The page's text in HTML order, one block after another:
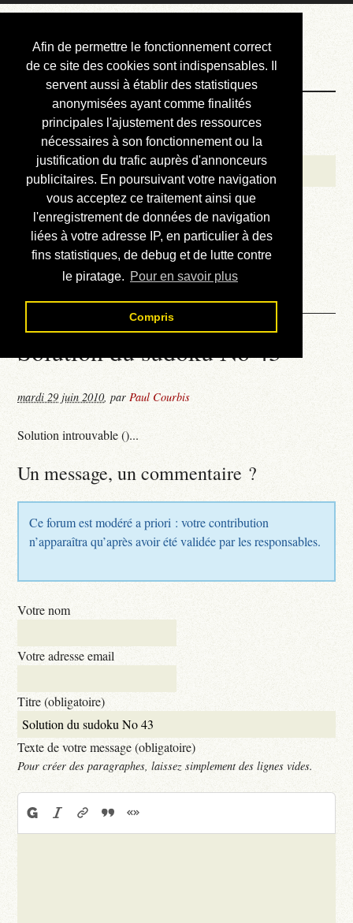
Afin de permettre le fonctionnement correct
de ce site des cookies sont indispensables. Il
servent aussi à établir des statistiques
anonymisées ayant comme finalités
principales l'ajustement des ressources
nécessaires à son fonctionnement ou la
justification du trafic auprès d'annonceurs
publicitaires. En poursuivant votre navigation
vous acceptez ce traitement ainsi que
l'enregistrement de données de navigation
liées à votre adresse IP, en particulier à des
fins statistiques, de debug et de lutte contre
le piratage. Pour en savoir plus
Compris
Courbis, « LE »
Blog Officiel
Bienvenue
Réalisations
Divers (et d’été)
Annonces
Liens externes
Téléchargement
Contact
Solution du sudoku No 43
mardi 29 juin 2010,parPaul Courbis
Solution introuvable ()...
Un message, un commentaire ?
Ce forum est modéré a priori : votre contribution
n’apparaîtra qu’après avoir été validée par les responsables.
Votre nom
Votre adresse email
Titre (obligatoire)
Texte de votre message (obligatoire)
Pour créer des paragraphes, laissez simplement des lignes vides.